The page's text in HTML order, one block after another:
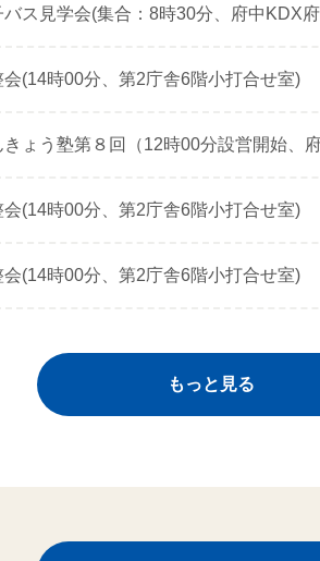
バス見学会(集合：8時30分、府中KDX
(14時00分、第2庁舎6階小打合せ室)
きょう塾第８回（12時00分設営開始、
(14時00分、第2庁舎6階小打合せ室)
(14時00分、第2庁舎6階小打合せ室)